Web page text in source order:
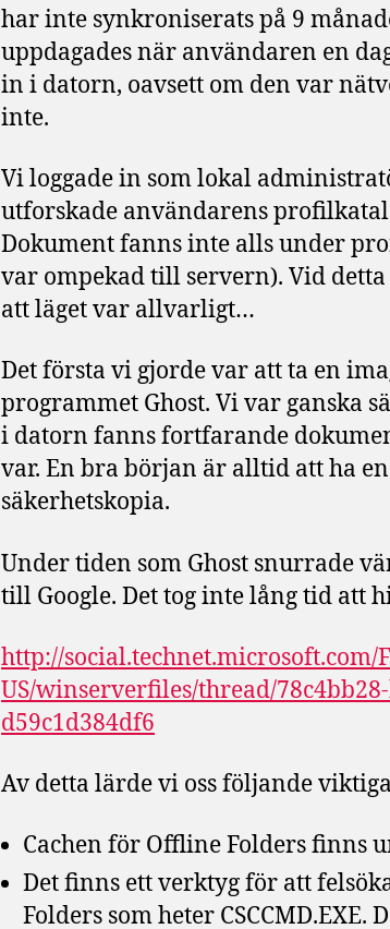
har inte synkroniserats på 9
uppdagades när användaren en
in i datorn, oavsett om den var
inte.
Vi loggade in som lokal
utforskade användarens
Dokument fanns inte alls under
var ompekad till servern). Vid
att läget var allvarligt…
Det första vi gjorde var att ta en
programmet Ghost. Vi var ganska
i datorn fanns fortfarande
var. En bra början är alltid att ha
säkerhetskopia.
Under tiden som Ghost snurrade
till Google. Det tog inte lång tid att
http://social.technet.microsoft.com/
US/winserverfiles/thread/
d59c1d384df6
Av detta lärde vi oss följande
Cachen för Offline Folders finns
Det finns ett verktyg för att
Folders som heter CSCCMD.EXE.